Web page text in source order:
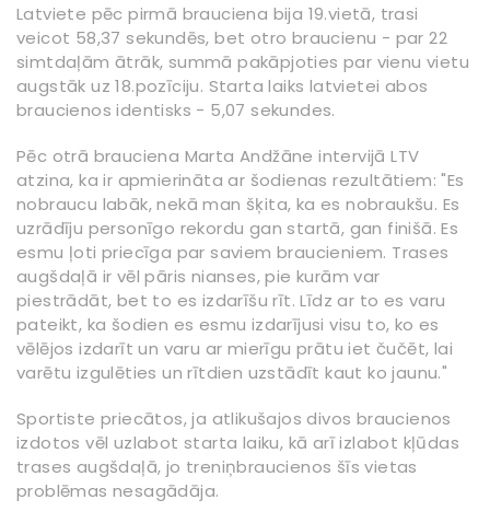
Latviete pēc pirmā brauciena bija 19.vietā, trasi
veicot 58,37 sekundēs, bet otro braucienu - par 22
simtdaļām ātrāk, summā pakāpjoties par vienu vietu
augstāk uz 18.pozīciju. Starta laiks latvietei abos
braucienos identisks - 5,07 sekundes.
Pēc otrā brauciena Marta Andžāne intervijā LTV
atzina, ka ir apmierināta ar šodienas rezultātiem: "Es
nobraucu labāk, nekā man šķita, ka es nobraukšu. Es
uzrādīju personīgo rekordu gan startā, gan finišā. Es
esmu ļoti priecīga par saviem braucieniem. Trases
augšdaļā ir vēl pāris nianses, pie kurām var
piestrādāt, bet to es izdarīšu rīt. Līdz ar to es varu
pateikt, ka šodien es esmu izdarījusi visu to, ko es
vēlējos izdarīt un varu ar mierīgu prātu iet čučēt, lai
varētu izgulēties un rītdien uzstādīt kaut ko jaunu."
Sportiste priecātos, ja atlikušajos divos braucienos
izdotos vēl uzlabot starta laiku, kā arī izlabot kļūdas
trases augšdaļā, jo treniņbraucienos šīs vietas
problēmas nesagādāja.